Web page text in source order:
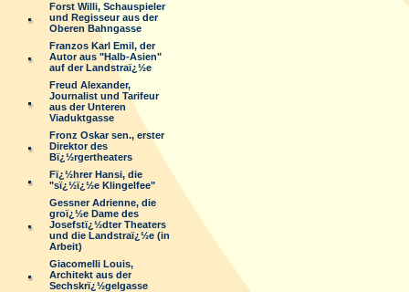
Forst Willi, Schauspieler
und Regisseur aus der
Oberen Bahngasse
Franzos Karl Emil, der
Autor aus "Halb-Asien"
auf der Landstraï¿½e
Freud Alexander,
Journalist und Tarifeur
aus der Unteren
Viaduktgasse
Fronz Oskar sen., erster
Direktor des
Bï¿½rgertheaters
Fï¿½hrer Hansi, die
"sï¿½ï¿½e Klingelfee"
Gessner Adrienne, die
groï¿½e Dame des
Josefstï¿½dter Theaters
und die Landstraï¿½e (in
Arbeit)
Giacomelli Louis,
Architekt aus der
Sechskrï¿½gelgasse